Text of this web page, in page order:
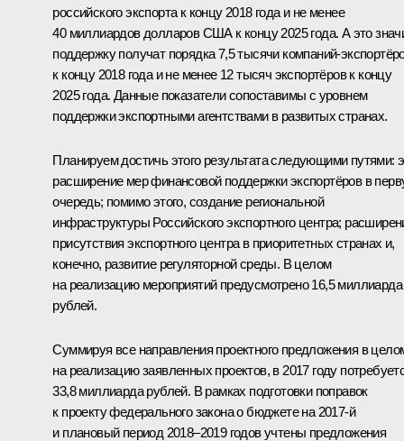
российского экспорта к концу 2018 года и не менее
40 миллиардов долларов США к концу 2025 года. А это
поддержку получат порядка 7,5 тысячи компаний-
к концу 2018 года и не менее 12 тысяч экспортёров к концу
2025 года. Данные показатели сопоставимы с уровнем
поддержки экспортными агентствами в развитых странах.
Планируем достичь этого результата следующими путями:
расширение мер финансовой поддержки экспортёров в
очередь; помимо этого, создание региональной
инфраструктуры Российского экспортного центра;
присутствия экспортного центра в приоритетных странах и,
конечно, развитие регуляторной среды. В целом
на реализацию мероприятий предусмотрено 16,5 миллиарда
рублей.
Суммируя все направления проектного предложения в
на реализацию заявленных проектов, в 2017 году
33,8 миллиарда рублей. В рамках подготовки поправок
к проекту федерального закона о бюджете на 2017-й
и плановый период 2018–2019 годов учтены предложения